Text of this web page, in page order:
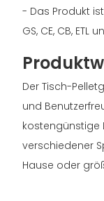
- Das Produkt
GS, CE, CB, ETL
Der Tisch-
und
kostengünstige
verschiedener
Hause oder